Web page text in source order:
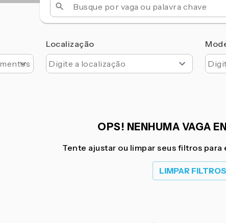
Localização
OPS! NENHUMA VAGA
Tente ajustar ou limpar seus filtros
LIMPAR FILTROS